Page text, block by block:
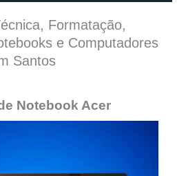
Formatação,
e Computadores
Santos
Notebook Acer